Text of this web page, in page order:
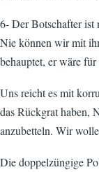
6- Der Botschafter ist
Nie können wir mit
behauptet, er wäre für
Uns reicht es mit
das Rückgrat haben,
anzubetteln. Wir
Die doppelzüngige